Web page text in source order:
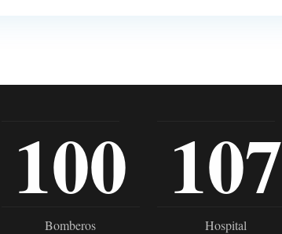
100
Bomberos
107
Hospital